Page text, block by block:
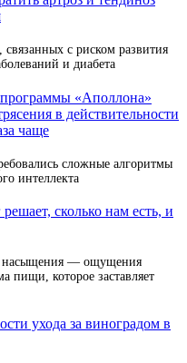
с риском развития
и диабета
«Аполлона»
в действительности
чаще
сложные алгоритмы
интеллекта
сколько нам есть, и
насыщения — ощущения
пищи, которое заставляет
ухода за виноградом в